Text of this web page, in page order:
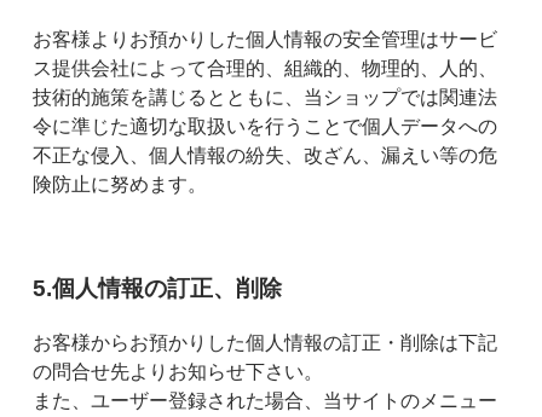
お客様よりお預かりした個人情報の安全管理はサービ
ス提供会社によって合理的、組織的、物理的、人的、
技術的施策を講じるとともに、当ショップでは関連法
令に準じた適切な取扱いを行うことで個人データへの
不正な侵入、個人情報の紛失、改ざん、漏えい等の危
険防止に努めます。
5.個人情報の訂正、削除
お客様からお預かりした個人情報の訂正・削除は下記
の問合せ先よりお知らせ下さい。
また、ユーザー登録された場合、当サイトのメニュー